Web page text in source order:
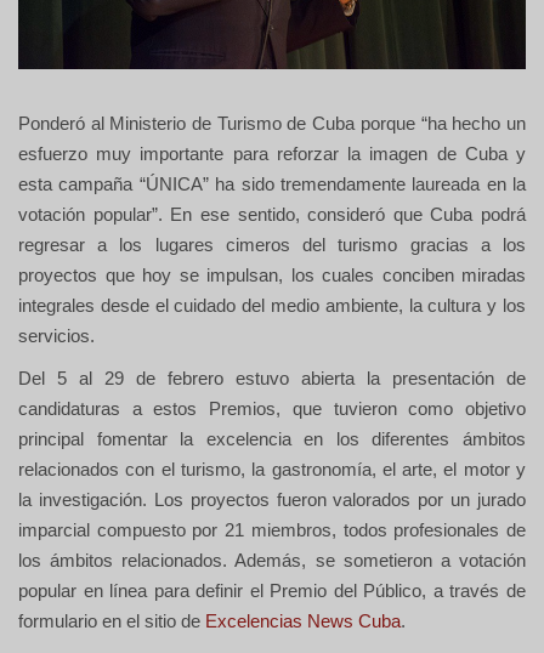
Ponderó al Ministerio de Turismo de Cuba porque “ha hecho un
esfuerzo muy importante para reforzar la imagen de Cuba y
esta campaña “ÚNICA” ha sido tremendamente laureada en la
votación popular”. En ese sentido, consideró que Cuba podrá
regresar a los lugares cimeros del turismo gracias a los
proyectos que hoy se impulsan, los cuales conciben miradas
integrales desde el cuidado del medio ambiente, la cultura y los
servicios.
Del 5 al 29 de febrero estuvo abierta la presentación de
candidaturas a estos Premios, que tuvieron como objetivo
principal fomentar la excelencia en los diferentes ámbitos
relacionados con el turismo, la gastronomía, el arte, el motor y
la investigación. Los proyectos fueron valorados por un jurado
imparcial compuesto por 21 miembros, todos profesionales de
los ámbitos relacionados. Además, se sometieron a votación
popular en línea para definir el Premio del Público, a través de
formulario en el sitio de Excelencias News Cuba.